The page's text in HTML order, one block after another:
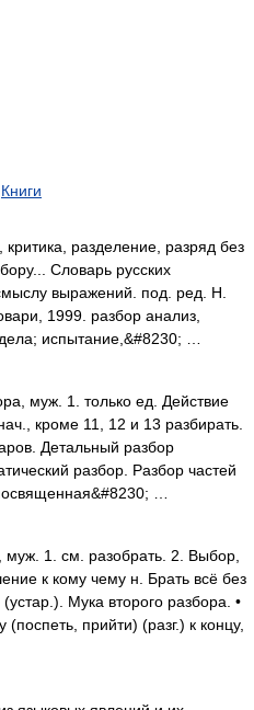
Книги
разделение, разряд без
Словарь русских
выражений. под. ред. Н.
1999. разбор анализ,
испытание,&#8230; …
муж. 1. только ед. Действие
кроме 11, 12 и 13 разбирать.
Детальный разбор
разбор. Разбор частей
…
1. см. разобрать. 2. Выбор,
к кому чему н. Брать всё без
Мука второго разбора. •
прийти) (разг.) к концу,